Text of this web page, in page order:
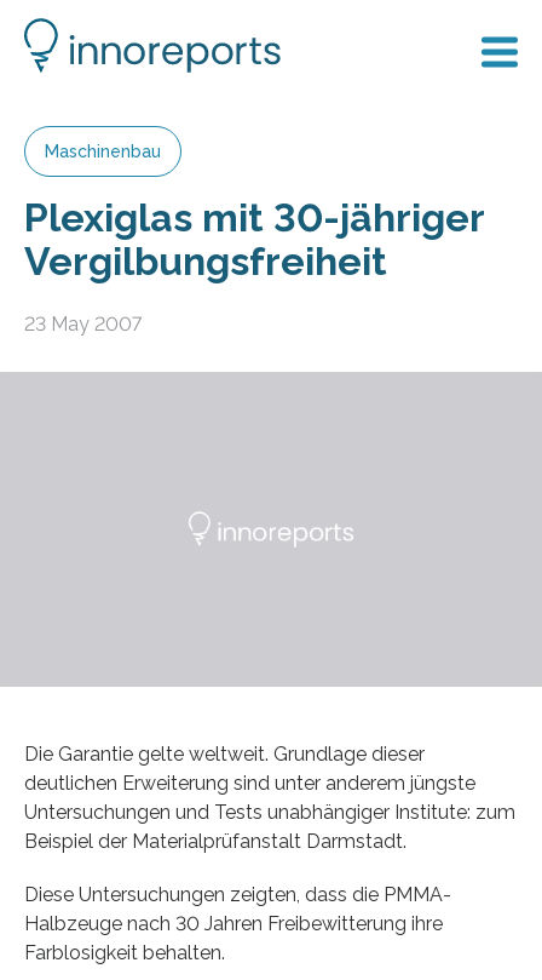
Maschinenbau
Plexiglas mit 30-jähriger
Vergilbungsfreiheit
23 May 2007
Die Garantie gelte weltweit. Grundlage dieser
deutlichen Erweiterung sind unter anderem jüngste
Untersuchungen und Tests unabhängiger Institute: zum
Beispiel der Materialprüfanstalt Darmstadt.
Diese Untersuchungen zeigten, dass die PMMA-
Halbzeuge nach 30 Jahren Freibewitterung ihre
Farblosigkeit behalten.